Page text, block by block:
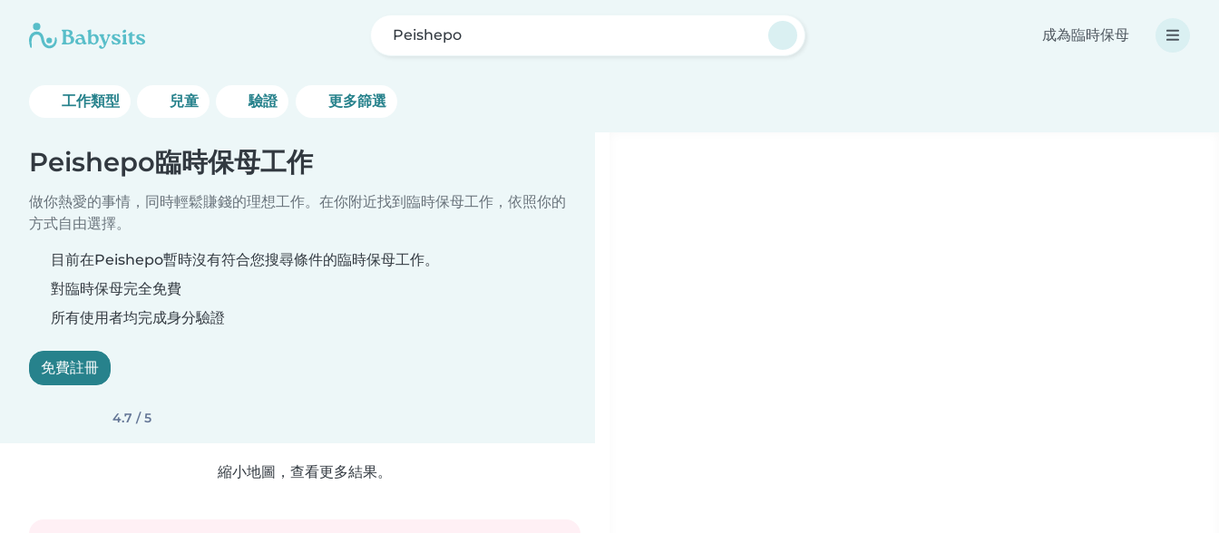
Peishepo 成為臨時保母
工作類型 兒童 驗證 更多篩選
Peishepo臨時保母工作
做你熱愛的事情，同時輕鬆賺錢的理想工作。在你附近找到臨時保母工作，依照你的
方式自由選擇。
目前在Peishepo暫時沒有符合您搜尋條件的臨時保母工作。
對臨時保母完全免費
所有使用者均完成身分驗證
免費註冊
4.7 / 5
縮小地圖，查看更多結果。